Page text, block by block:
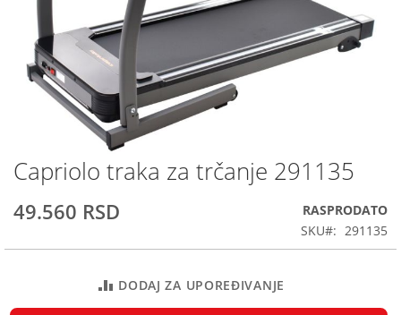
Skip
to
the
beginning
the
Capriolo traka za trčanje 291135
49.560 RSD
RASPRODATO
SKU
291135
DODAJ ZA UPOREĐIVANJE